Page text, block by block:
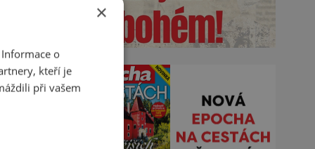
×
o
kteří je
při vašem